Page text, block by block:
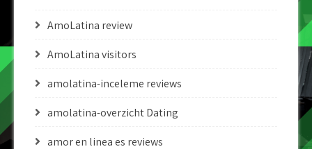
AmoLatina review
AmoLatina visitors
amolatina-inceleme reviews
amolatina-overzicht Dating
amor en linea es reviews